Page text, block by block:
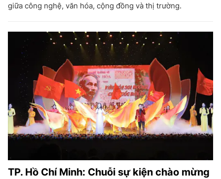
giữa công nghệ, văn hóa, cộng đồng và thị trường.
TP. Hồ Chí Minh: Chuỗi sự kiện chào mừng